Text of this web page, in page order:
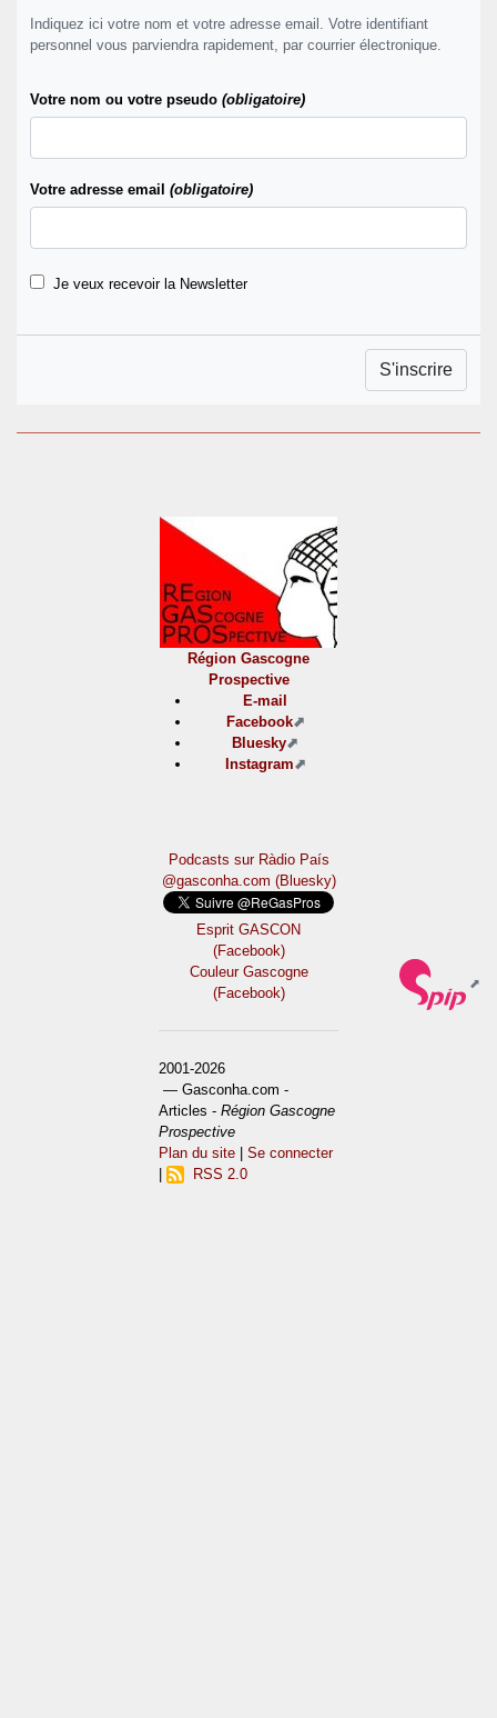
Indiquez ici votre nom et votre adresse email. Votre identifiant
personnel vous parviendra rapidement, par courrier électronique.
Votre nom ou votre pseudo (obligatoire)
Votre adresse email (obligatoire)
Je veux recevoir la Newsletter
Région Gascogne
Prospective
E-mail
Facebook
Bluesky
Instagram
Podcasts sur Ràdio País
@gasconha.com (Bluesky)
Esprit GASCON
(Facebook)
Couleur Gascogne
(Facebook)
2001-2026
— Gasconha.com -
Articles -Région Gascogne
Prospective
Plan du site |Se connecter
RSS 2.0